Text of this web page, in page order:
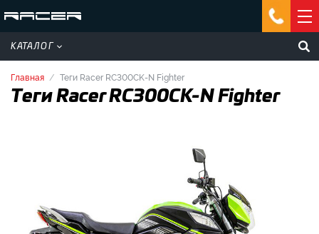
КАТАЛОГ
Главная Теги Racer RC300CK-N Fighter
Теги Racer RC300CK-N Fighter